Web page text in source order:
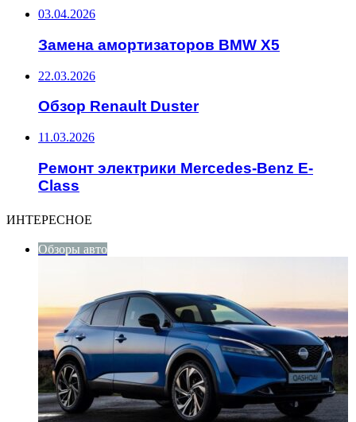
03.04.2026
Замена амортизаторов BMW X5
22.03.2026
Обзор Renault Duster
11.03.2026
Ремонт электрики Mercedes-Benz E-
Class
ИНТЕРЕСНОЕ
Обзоры авто